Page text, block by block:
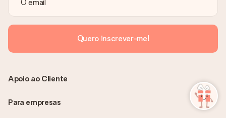
Quero inscrever-me!
Apoio ao Cliente
Para empresas